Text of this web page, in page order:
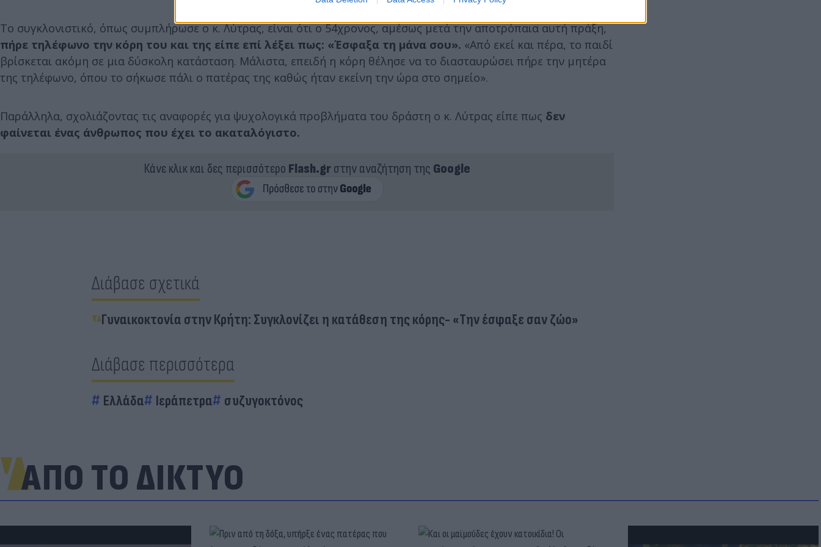
Το συγκλονιστικό, όπως συμπλήρωσε ο κ. Λύτρας, είναι ότι ο 54χρονος, αμέσως μετά την αποτρόπαια αυτή πράξη,
πήρε τηλέφωνο την κόρη του και της είπε επί λέξει πως: «Έσφαξα τη μάνα σου». «Από εκεί και πέρα, το παιδί
βρίσκεται ακόμη σε μια δύσκολη κατάσταση. Μάλιστα, επειδή η κόρη θέλησε να το διασταυρώσει πήρε την μητέρα
της τηλέφωνο, όπου το σήκωσε πάλι ο πατέρας της καθώς ήταν εκείνη την ώρα στο σημείο».
Παράλληλα, σχολιάζοντας τις αναφορές για ψυχολογικά προβλήματα του δράστη ο κ. Λύτρας είπε πως δεν
φαίνεται ένας άνθρωπος που έχει το ακαταλόγιστο.
Κάνε κλικ και δες περισσότερο Flash.grστην αναζήτηση της Google
Διάβασε σχετικά
Γυναικοκτονία στην Κρήτη: Συγκλονίζει η κατάθεση της κόρης- «Την έσφαξε σαν ζώο»
Διάβασε περισσότερα
Ελλάδα Ιεράπετρα συζυγοκτόνος
ΑΠΟ ΤΟ ΔΙΚΤΥΟ